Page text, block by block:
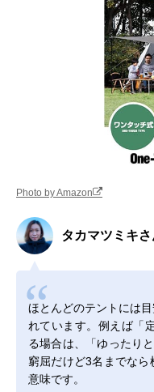
Photo by Amazon
タカマツミキ
ほとんどのテントには
れています。例えば「
る場合は、「ゆったり
窮屈だけど3名までなら
意味です。